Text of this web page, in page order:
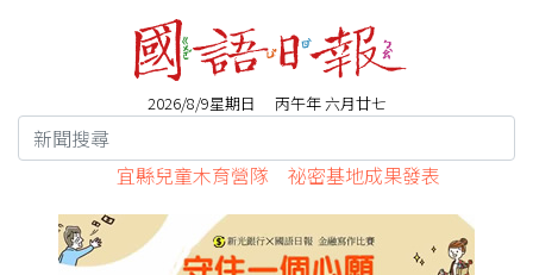
2026/8/9星期日 丙午年 六月廿七
宜縣兒童木育營隊 祕密基地成果發表